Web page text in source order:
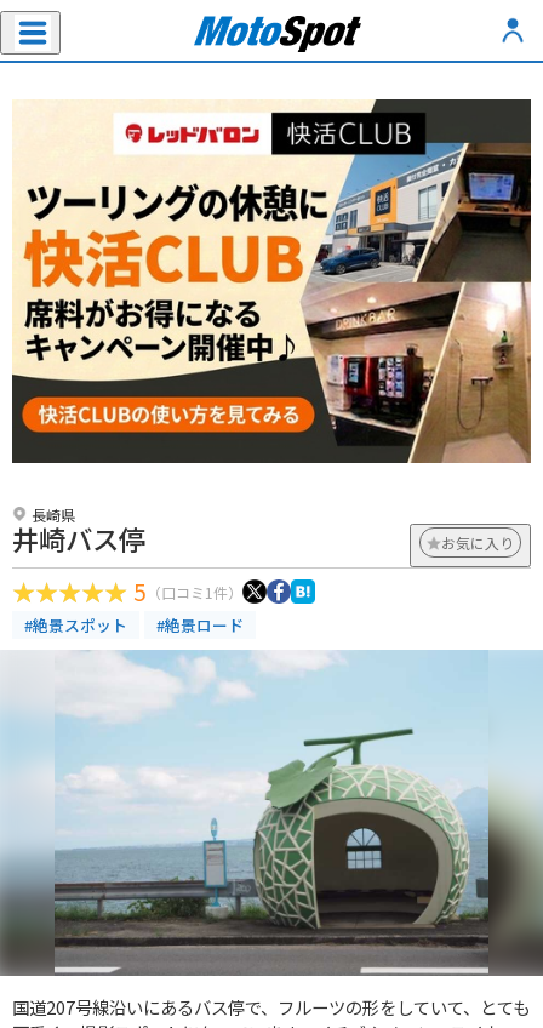
長崎県
井崎バス停 お気に入り
5 （口コミ1件）
#絶景スポット #絶景ロード
国道207号線沿いにあるバス停で、フルーツの形をしていて、とても